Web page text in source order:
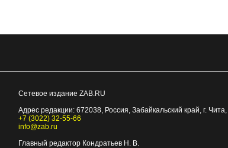
Сетевое издание ZAB.RU
Адрес редакции: 672038, Россия, Забайкальский край, г. Чита,
+7 (3022) 32-55-66
info@zab.ru
Главный редактор Кондратьев Н. В.